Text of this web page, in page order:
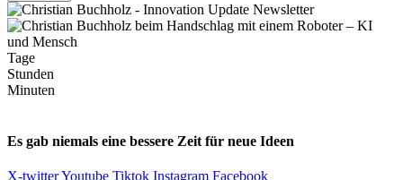
Tage
Stunden
Minuten
Es gab niemals eine bessere Zeit für neue Ideen
X-twitterYoutube Tiktok Instagram Facebook